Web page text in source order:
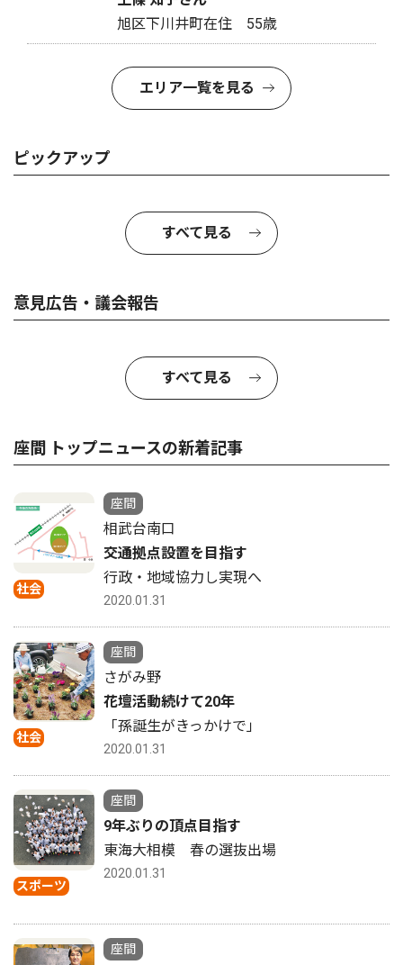
旭区下川井町在住 55歳
エリア一覧を見る
ピックアップ
すべて見る
意見広告・議会報告
すべて見る
座間 トップニュースの新着記事
社会
座間
相武台南口
交通拠点設置を目指す
行政・地域協力し実現へ
2020.01.31
社会
座間
さがみ野
花壇活動続けて20年
「孫誕生がきっかけで」
2020.01.31
スポーツ
座間
9年ぶりの頂点目指す
東海大相模 春の選抜出場
2020.01.31
座間